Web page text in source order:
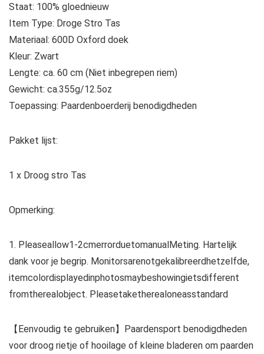
Staat: 100% gloednieuw
Item Type: Droge Stro Tas
Materiaal: 600D Oxford doek
Kleur: Zwart
Lengte: ca. 60 cm (Niet inbegrepen riem)
Gewicht: ca.355g/12.5oz
Toepassing: Paardenboerderij benodigdheden
Pakket lijst:
1 x Droog stro Tas
Opmerking:
1. Pleaseallow1-2cmerrorduetomanualMeting. Hartelijk
dank voor je begrip. Monitorsarenotgekalibreerdhetzelfde,
itemcolordisplayedinphotosmaybeshowingietsdifferent
fromtherealobject. Pleasetaketherealoneasstandard
【Eenvoudig te gebruiken】Paardensport benodigdheden
voor droog rietje of hooilage of kleine bladeren om paarden